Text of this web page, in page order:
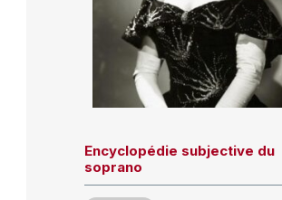
Encyclopédie subjective du
soprano